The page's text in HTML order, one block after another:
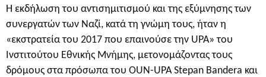
Η εκδήλωση του αντισημιτισμού και της εξύμνησης των
συνεργατών των Ναζί, κατά τη γνώμη τους, ήταν η
«εκστρατεία του 2017 που επαινούσε την UPA» του
Ινστιτούτου Εθνικής Μνήμης, μετονομάζοντας τους
δρόμους στα πρόσωπα του OUN-UPA Stepan Bandera και